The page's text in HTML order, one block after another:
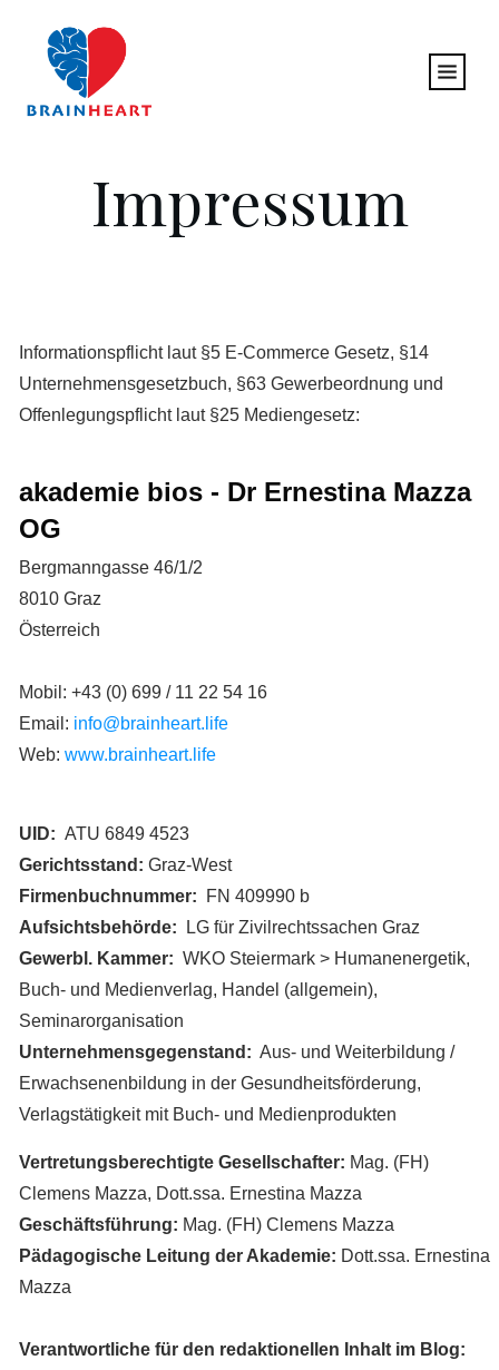
Impressum
Informationspflicht laut §5 E-Commerce Gesetz, §14
Unternehmensgesetzbuch, §63 Gewerbeordnung und
Offenlegungspflicht laut §25 Mediengesetz:
akademie bios - Dr Ernestina Mazza
OG
Bergmanngasse 46/1/2
8010 Graz
Österreich
Mobil: +43 (0) 699 / 11 22 54 16
Email: info@brainheart.life
Web: www.brainheart.life
UID: ATU 6849 4523
Gerichtsstand: Graz-West
Firmenbuchnummer: FN 409990 b
Aufsichtsbehörde: LG für Zivilrechtssachen Graz
Gewerbl. Kammer: WKO Steiermark > Humanenergetik,
Buch- und Medienverlag, Handel (allgemein),
Seminarorganisation
Unternehmensgegenstand: Aus- und Weiterbildung /
Erwachsenenbildung in der Gesundheitsförderung,
Verlagstätigkeit mit Buch- und Medienprodukten
Vertretungsberechtigte Gesellschafter: Mag. (FH)
Clemens Mazza, Dott.ssa. Ernestina Mazza
Geschäftsführung: Mag. (FH) Clemens Mazza
Pädagogische Leitung der Akademie: Dott.ssa. Ernestina
Mazza
Verantwortliche für den redaktionellen Inhalt im Blog: